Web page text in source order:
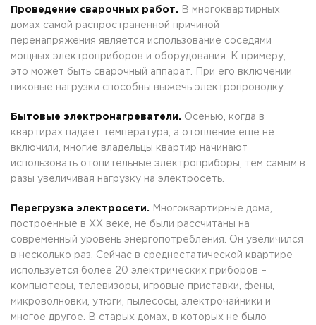
Проведение сварочных работ.
В многоквартирных
домах самой распространенной причиной
перенапряжения является использование соседями
мощных электроприборов и оборудования. К примеру,
это может быть сварочный аппарат. При его включении
пиковые нагрузки способны выжечь электропроводку.
Бытовые электронагреватели. Осенью, когда в
квартирах падает температура, а отопление еще не
включили, многие владельцы квартир начинают
использовать отопительные электроприборы, тем самым в
разы увеличивая нагрузку на электросеть.
Перегрузка электросети.
Многоквартирные дома,
построенные в XX веке, не были рассчитаны на
современный уровень энергопотребления. Он увеличился
в несколько раз. Сейчас в среднестатической квартире
используется более 20 электрических приборов –
компьютеры, телевизоры, игровые приставки, фены,
микроволновки, утюги, пылесосы, электрочайники и
многое другое. В старых домах, в которых не было